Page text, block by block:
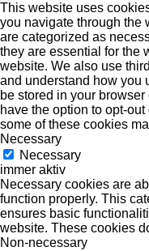
This website uses
you navigate through the
are categorized as
they are essential for the
website. We also use
and understand how you
be stored in your
have the option to opt-
some of these cookies
Necessary
Necessary
immer aktiv
Necessary cookies are
function properly. This
ensures basic
website. These cookies
Non-necessary